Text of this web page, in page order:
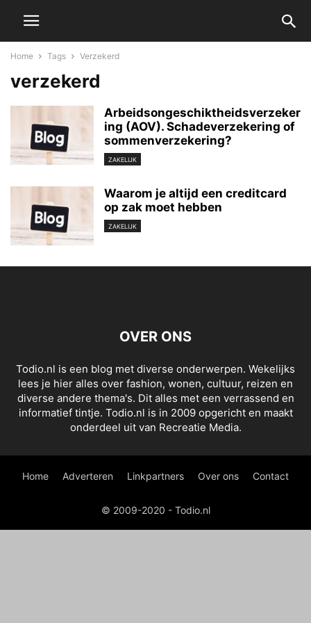
Home Tags Verzekerd
verzekerd
Arbeidsongeschiktheidsverzeker
ing (AOV). Schadeverzekering of
sommenverzekering?
ZAKELIJK
Waarom je altijd een creditcard
op zak moet hebben
ZAKELIJK
OVER ONS
Todio.nl is een blog met diverse onderwerpen. Wekelijks
lees je hier alles over fashion, wonen, cultuur, reizen en
diverse andere thema's. Dit alles met een verrassend en
informatief tintje. Todio.nl is in 2009 opgericht en maakt
onderdeel uit van Recreatie Media.
Home Adverteren Linkpartners Over ons Contact
© 2009-2020 - Todio.nl